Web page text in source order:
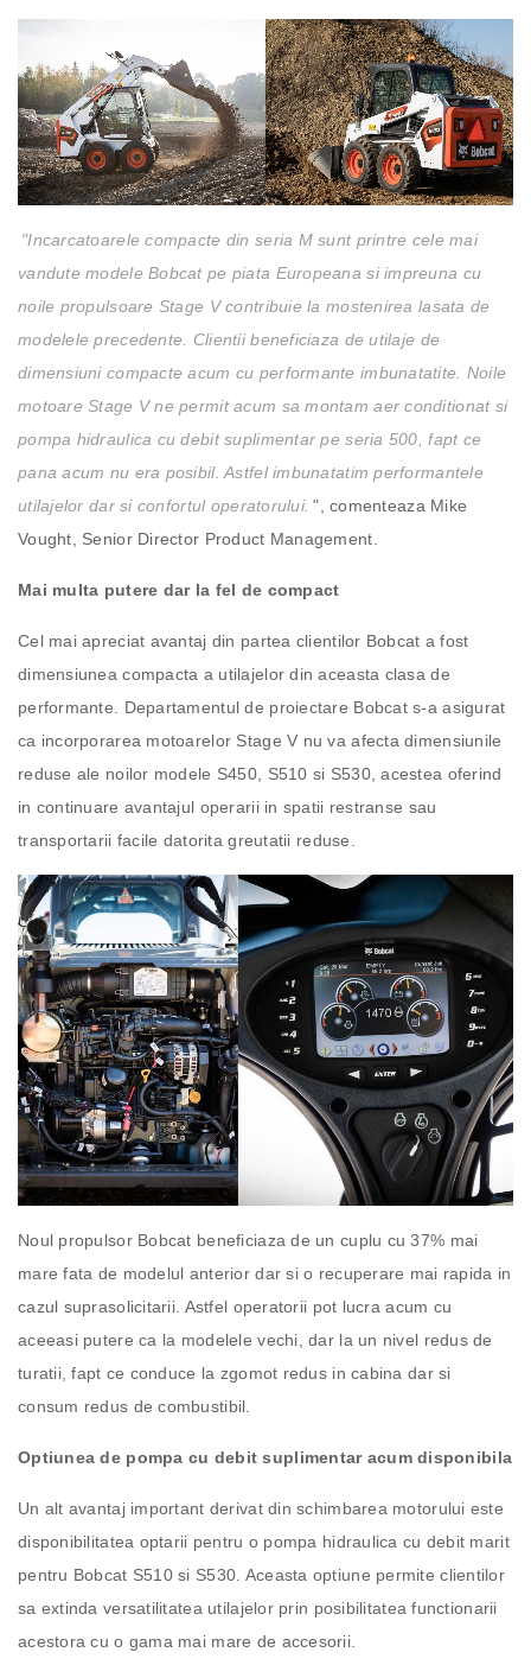
"Incarcatoarele compacte din seria M sunt printre cele mai
vandute modele Bobcat pe piata Europeana si impreuna cu
noile propulsoare Stage V contribuie la mostenirea lasata de
modelele precedente. Clientii beneficiaza de utilaje de
dimensiuni compacte acum cu performante imbunatatite. Noile
motoare Stage V ne permit acum sa montam aer conditionat si
pompa hidraulica cu debit suplimentar pe seria 500, fapt ce
pana acum nu era posibil. Astfel imbunatatim performantele
utilajelor dar si confortul operatorului. ", comenteaza Mike
Vought, Senior Director Product Management.
Mai multa putere dar la fel de compact
Cel mai apreciat avantaj din partea clientilor Bobcat a fost
dimensiunea compacta a utilajelor din aceasta clasa de
performante. Departamentul de proiectare Bobcat s-a asigurat
ca incorporarea motoarelor Stage V nu va afecta dimensiunile
reduse ale noilor modele S450, S510 si S530, acestea oferind
in continuare avantajul operarii in spatii restranse sau
transportarii facile datorita greutatii reduse.
Noul propulsor Bobcat beneficiaza de un cuplu cu 37% mai
mare fata de modelul anterior dar si o recuperare mai rapida in
cazul suprasolicitarii. Astfel operatorii pot lucra acum cu
aceeasi putere ca la modelele vechi, dar la un nivel redus de
turatii, fapt ce conduce la zgomot redus in cabina dar si
consum redus de combustibil.
Optiunea de pompa cu debit suplimentar acum disponibila
Un alt avantaj important derivat din schimbarea motorului este
disponibilitatea optarii pentru o pompa hidraulica cu debit marit
pentru Bobcat S510 si S530. Aceasta optiune permite clientilor
sa extinda versatilitatea utilajelor prin posibilitatea functionarii
acestora cu o gama mai mare de accesorii.